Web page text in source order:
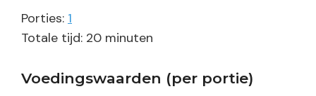
Porties: 1
Totale tijd: 20minuten
minuten
Voedingswaarden (per portie)